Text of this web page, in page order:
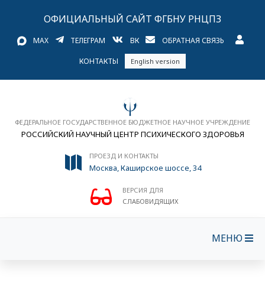
ОФИЦИАЛЬНЫЙ САЙТ ФГБНУ РНЦПЗ
MAX ТЕЛЕГРАМ ВК ОБРАТНАЯ СВЯЗЬ
КОНТАКТЫ English version
ФЕДЕРАЛЬНОЕ ГОСУДАРСТВЕННОЕ БЮДЖЕТНОЕ НАУЧНОЕ УЧРЕЖДЕНИЕ
РОССИЙСКИЙ НАУЧНЫЙ ЦЕНТР ПСИХИЧЕСКОГО ЗДОРОВЬЯ
ПРОЕЗД И КОНТАКТЫ
Москва, Каширское шоссе, 34
ВЕРСИЯ ДЛЯ
СЛАБОВИДЯЩИХ
МЕНЮ